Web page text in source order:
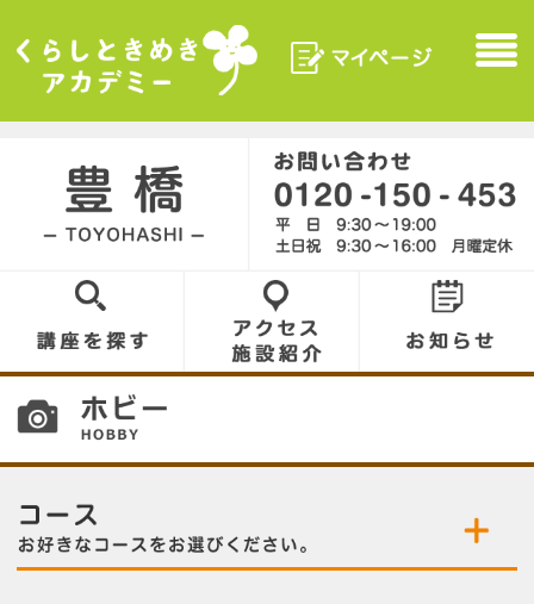
くらしときめきアカデ
マイページ Menu
豊橋／TOYOHASHI 0120-150-453
講座を探す お知らせ
コース／お好きなコースをお選びください。
覧ください。
ホビー 朗読